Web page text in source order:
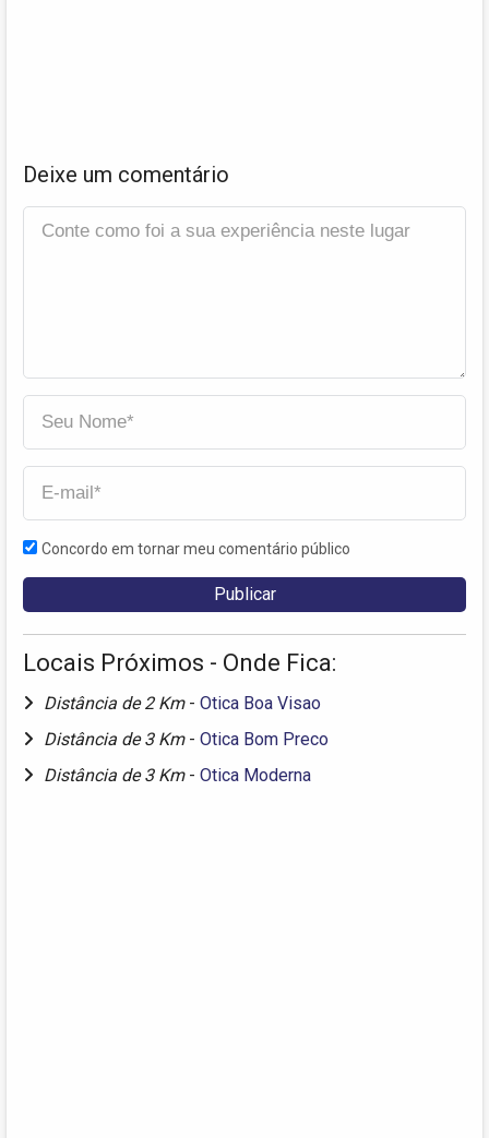
Deixe um comentário
Concordo em tornar meu comentário público
Locais Próximos - Onde Fica:
Distância de 2 Km - Otica Boa Visao
Distância de 3 Km - Otica Bom Preco
Distância de 3 Km - Otica Moderna